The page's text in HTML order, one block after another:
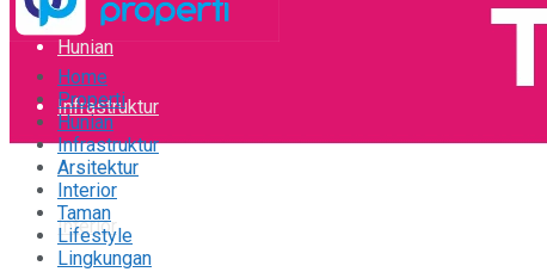
Hunian
Infrastruktur
Arsitektur
Interior
Home
Properti
Hunian
Infrastruktur
Arsitektur
Interior
Taman
Lifestyle
Lingkungan